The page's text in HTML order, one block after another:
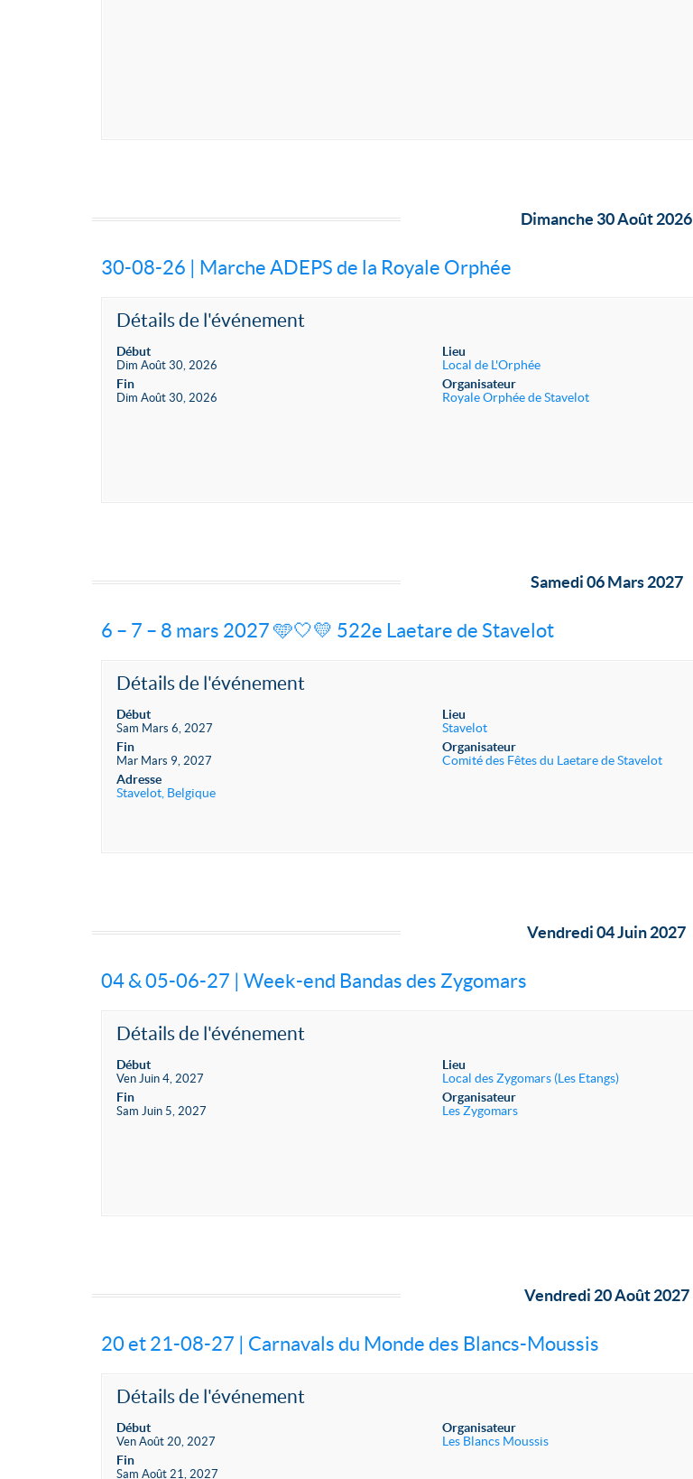
Dimanche 30 Août 2026
30-08-26 | Marche ADEPS de la Royale Orphée
Détails de l'événement
Début
Dim Août 30, 2026
Fin
Dim Août 30, 2026
Lieu
Local de L'Orphée
Organisateur
Royale Orphée de Stavelot
Samedi 06 Mars 2027
6 – 7 – 8 mars 2027 🩵🤍💛 522e Laetare de Stavelot
Détails de l'événement
Début
Sam Mars 6, 2027
Fin
Mar Mars 9, 2027
Adresse
Stavelot, Belgique
Lieu
Stavelot
Organisateur
Comité des Fêtes du Laetare de Stavelot
Vendredi 04 Juin 2027
04 & 05-06-27 | Week-end Bandas des Zygomars
Détails de l'événement
Début
Ven Juin 4, 2027
Fin
Sam Juin 5, 2027
Lieu
Local des Zygomars (Les Etangs)
Organisateur
Les Zygomars
Vendredi 20 Août 2027
20 et 21-08-27 | Carnavals du Monde des Blancs-Moussis
Détails de l'événement
Début
Ven Août 20, 2027
Fin
Sam Août 21, 2027
Organisateur
Les Blancs Moussis